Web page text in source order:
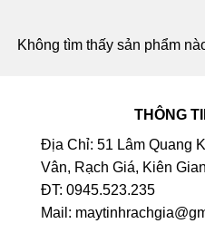
Không tìm thấy sản phẩm
THÔNG
Địa Chỉ: 51 Lâm Quang
Vân, Rạch Giá, Kiên
ĐT: 0945.523.235
Mail: